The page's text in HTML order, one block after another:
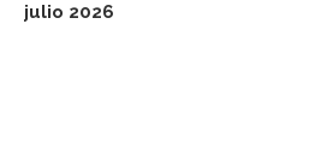
julio 2026